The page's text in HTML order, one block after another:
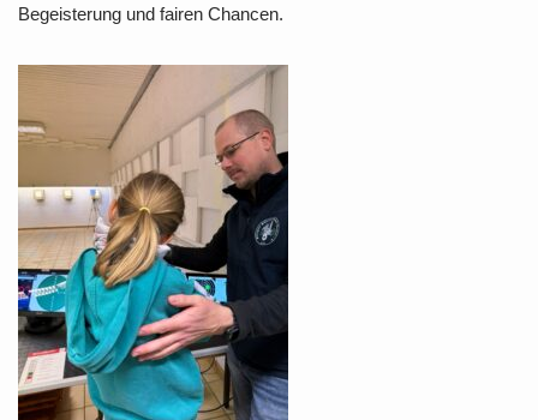
Begeisterung und fairen Chancen.